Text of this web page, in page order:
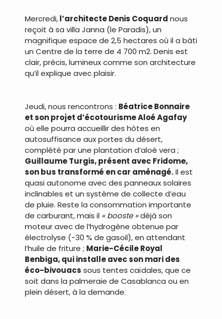
Mercredi,l’architecte Denis Coquard nous
reçoit à sa villa Janna (le Paradis), un
magnifique espace de 2,5 hectares où il a bâti
un Centre de la terre de 4 700 m2. Denis est
clair, précis, lumineux comme son architecture
qu’il explique avec plaisir.
Jeudi, nous rencontrons : Béatrice Bonnaire
et son projet d’écotourisme Aloé Agafay
où elle pourra accueillir des hôtes en
autosuffisance aux portes du désert,
complété par une plantation d’aloé vera ;
Guillaume Turgis, présent avec Fridome,
son bus transformé en car aménagé.Il est
quasi autonome avec des panneaux solaires
inclinables et un système de collecte d’eau
de pluie. Reste la consommation importante
de carburant, mais il « booste »déjà son
moteur avec de l’hydrogène obtenue par
électrolyse (-30 % de gasoil), en attendant
l’huile de friture ; Marie-Cécile Royal
Benbiga, qui installe avec son mari des
éco-bivouacs sous tentes caïdales, que ce
soit dans la palmeraie de Casablanca ou en
plein désert, à la demande.